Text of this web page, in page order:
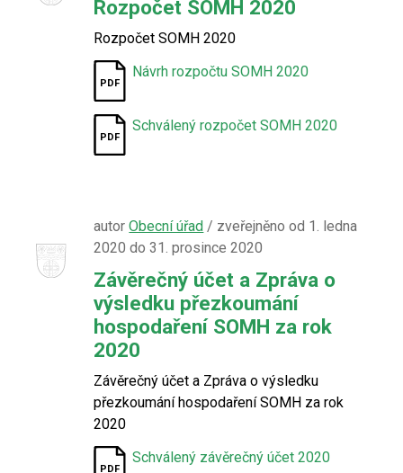
Rozpočet SOMH 2020
Rozpočet SOMH 2020
Návrh rozpočtu SOMH 2020
Schválený rozpočet SOMH 2020
autorObecní úřad / zveřejněno od 1. ledna
2020 do 31. prosince 2020
Závěrečný účet a Zpráva o
výsledku přezkoumání
hospodaření SOMH za rok
2020
Závěrečný účet a Zpráva o výsledku
přezkoumání hospodaření SOMH za rok
2020
Schválený závěrečný účet 2020